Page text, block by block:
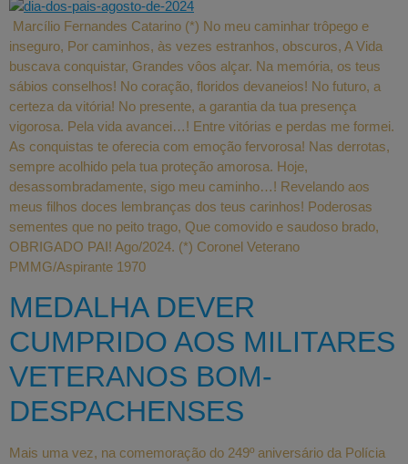
Marcílio Fernandes Catarino (*) No meu caminhar trôpego e
inseguro, Por caminhos, às vezes estranhos, obscuros, A Vida
buscava conquistar, Grandes vôos alçar. Na memória, os teus
sábios conselhos! No coração, floridos devaneios! No futuro, a
certeza da vitória! No presente, a garantia da tua presença
vigorosa. Pela vida avancei…! Entre vitórias e perdas me formei.
As conquistas te oferecia com emoção fervorosa! Nas derrotas,
sempre acolhido pela tua proteção amorosa. Hoje,
desassombradamente, sigo meu caminho…! Revelando aos
meus filhos doces lembranças dos teus carinhos! Poderosas
sementes que no peito trago, Que comovido e saudoso brado,
OBRIGADO PAI! Ago/2024. (*) Coronel Veterano
PMMG/Aspirante 1970
MEDALHA DEVER
CUMPRIDO AOS MILITARES
VETERANOS BOM-
DESPACHENSES
Mais uma vez, na comemoração do 249º aniversário da Polícia